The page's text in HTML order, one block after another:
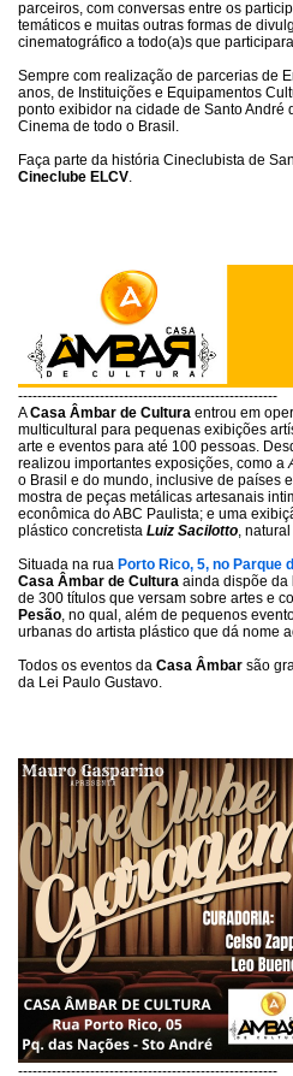
parceiros, com conversas entre os
temáticos e muitas outras formas de
cinematográfico a todo(a)s que
Sempre com realização de parcerias de
anos, de Instituições e Equipamentos
ponto exibidor na cidade de Santo André
Cinema de todo o Brasil.
Faça parte da história Cineclubista de
Cineclube ELCV
------------------------------------------------------
ACasa Âmbar de Cultura entrou em
multicultural para pequenas exibições
arte e eventos para até 100 pessoas.
realizou importantes exposições, como a
o Brasil e do mundo, inclusive de países
mostra de peças metálicas artesanais
econômica do ABC Paulista; e uma
plástico concretista Luiz Sacilotto,
Situada na rua Porto Rico, 5, no Parque
Casa Âmbar de Cultura ainda dispõe da
de 300 títulos que versam sobre artes e
Pesão, no qual, além de pequenos
urbanas do artista plástico que dá nome
Todos os eventos da Casa Âmbar são
da Lei Paulo Gustavo.
------------------------------------------------------